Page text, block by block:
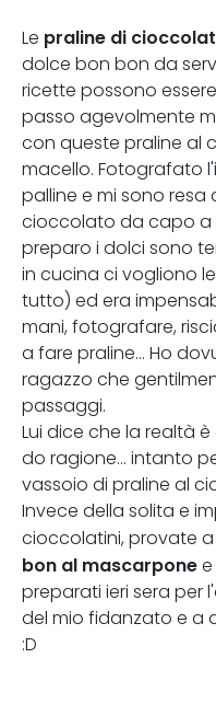
Le praline di
dolce bon bon da
ricette possono
passo agevolmente
con queste praline al
macello. Fotografato
palline e mi sono
cioccolato da capo a
preparo i dolci sono
in cucina ci vogliono
tutto) ed era
mani, fotografare,
a fare praline... Ho
ragazzo che
passaggi.
Lui dice che la realtà
do ragione... intanto
vassoio di praline al
Invece della solita e
cioccolatini, provate a
bon al mascarpone e
preparati ieri sera per
del mio fidanzato e a
:D